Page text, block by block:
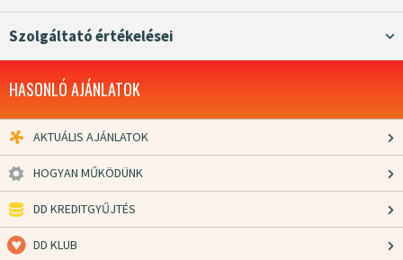
Szolgáltató értékelései
HASONLÓ AJÁNLATOK
AKTUÁLIS AJÁNLATOK
HOGYAN MŰKÖDÜNK
DD KREDITGYŰJTÉS
DD KLUB